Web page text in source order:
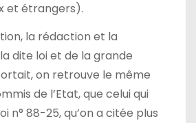
et étrangers).
la rédaction et la
dite loi et de la grande
on retrouve le même
de l’Etat, que celui qui
n° 88-25, qu’on a citée plus